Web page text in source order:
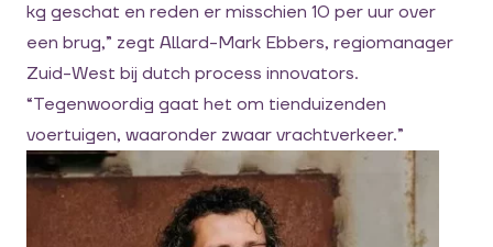
kg geschat en reden er misschien 10 per uur over
een brug,” zegt Allard-Mark Ebbers, regiomanager
Zuid-West bij dutch process innovators.
“Tegenwoordig gaat het om tienduizenden
voertuigen, waaronder zwaar vrachtverkeer.”